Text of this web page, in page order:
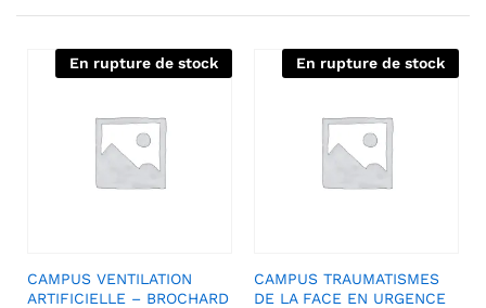
En rupture de stock
CAMPUS VENTILATION
ARTIFICIELLE – BROCHARD
En rupture de stock
CAMPUS TRAUMATISMES
DE LA FACE EN URGENCE